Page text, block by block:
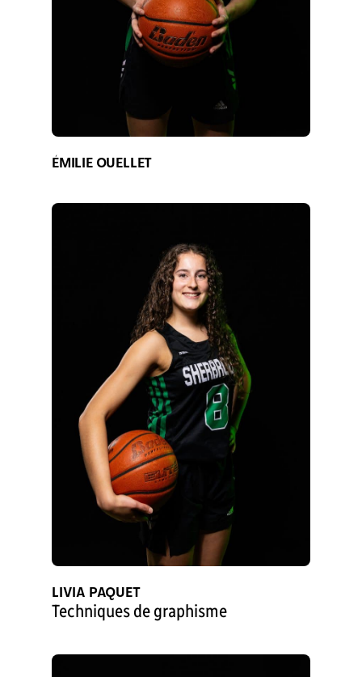
ÉMILIE OUELLET
LIVIA PAQUET
Techniques de graphisme